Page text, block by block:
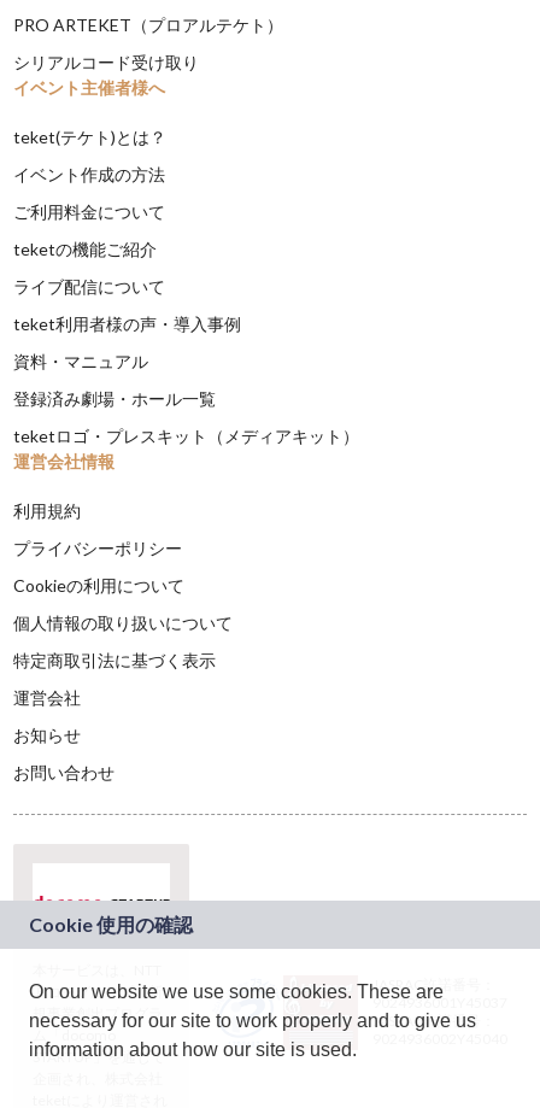
PRO ARTEKET（プロアルテケト）
シリアルコード受け取り
イベント主催者様へ
teket(テケト)とは？
イベント作成の方法
ご利用料金について
teketの機能ご紹介
ライブ配信について
teket利用者様の声・導入事例
資料・マニュアル
登録済み劇場・ホール一覧
teketロゴ・プレスキット（メディアキット）
運営会社情報
利用規約
プライバシーポリシー
Cookieの利用について
個人情報の取り扱いについて
特定商取引法に基づく表示
運営会社
お知らせ
お問い合わせ
ドコモグループの新
規事業創出プログラ
ム「docomo
STARTUP」を通じて
JASRAC許諾番号：
9024936001Y45037
JASRAC許諾番号：
On our website we use some cookies. These are
necessary for our site to work properly and to give us
information about how our site is used.